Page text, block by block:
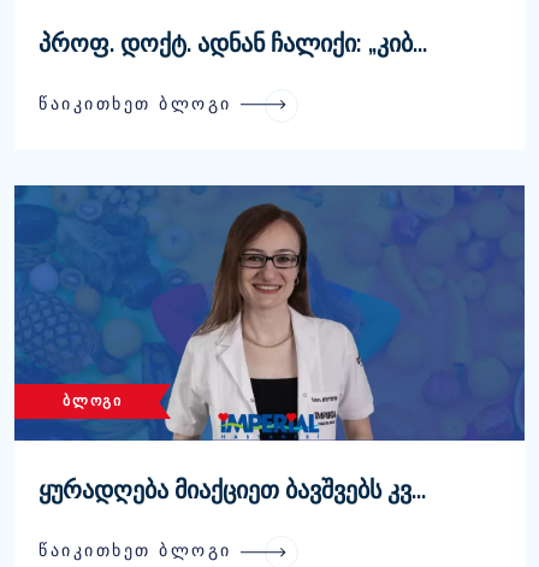
პროფ. დოქტ. ადნან ჩალიქი: „კიბ...
ᲬᲐᲘᲙᲘᲗᲮᲔᲗ ᲑᲚᲝᲒᲘ
ᲑᲚᲝᲒᲘ
ყურადღება მიაქციეთ ბავშვებს კვ...
ᲬᲐᲘᲙᲘᲗᲮᲔᲗ ᲑᲚᲝᲒᲘ